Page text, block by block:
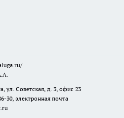
ул. Советская, д. 3, офис 23
30, электронная почта